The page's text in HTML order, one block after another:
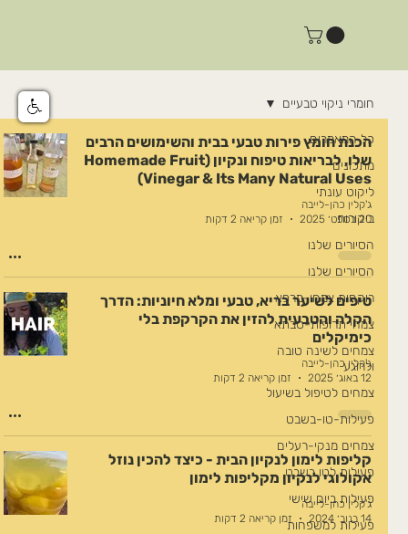
כל המאמרים
מתכונים
ליקוט עונתי
ביקורות
הסיורים שלנו
הסיורים שלנו
רוקחות צמחי-מרפא
צמחי תרופות-סבתא
צמחים לשינה טובה
ולרוגע
צמחים לטיפול בשיעול
פעילות-טו-בשבט
צמחים מנקי-רעלים
פעילות לטו בשבט
פעילות ביום שישי
פעילות למשפחות
חומרי ניקוי טבעיים
הכנת חומץ פירות טבעי בבית והשימושים הרבים
שלו, לבריאות טיפוח ונקיון (Homemade Fruit
Vinegar & Its Many Natural Uses)
ג'קלין כהן-לייבה
20 בספט׳ 2025
זמן קריאה 2 דקות
טיפים לשיער בריא, טבעי ומלא חיוניות: הדרך
הקלה והטבעית להזין את הקרקפת בלי
כימיקלים
ג'קלין כהן-לייבה
12 באוג׳ 2025
זמן קריאה 2 דקות
קליפות לימון לנקיון הבית - כיצד להכין נוזל
אקולוגי לנקיון מקליפות לימון
ג'קלין כהן-לייבה
14 בנוב׳ 2024
זמן קריאה 2 דקות